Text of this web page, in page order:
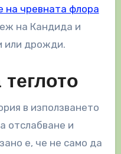
на чревната флора
на Кандида и
или дрожди.
в използването
отслабване и
е, че не само да